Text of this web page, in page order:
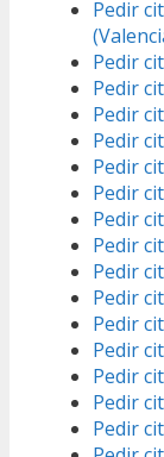
Pedir
Pedir
Pedir
Pedir
Pedir
Pedir
Pedir
Pedir
Pedir
Pedir
Pedir
Pedir
Pedir
Pedir
Pedir
Pedir